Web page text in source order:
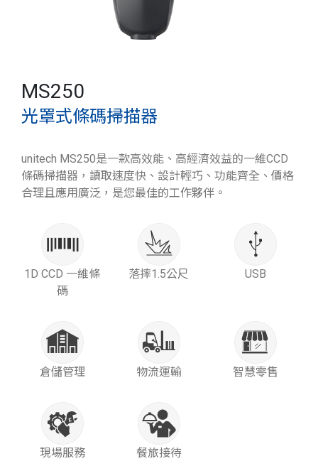
MS250
光罩式條碼掃描器
unitech MS250是一款高效能、高經濟效益的一維CCD
條碼掃描器，讀取速度快、設計輕巧、功能齊全、價格
合理且應用廣泛，是您最佳的工作夥伴。
1D CCD 一維條
碼
落摔1.5公尺 USB
倉儲管理 物流運輸 智慧零售
現場服務 餐旅接待